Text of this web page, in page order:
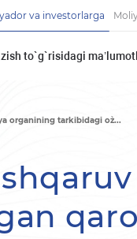
va investorlarga
to`g`risidagi
organining tarkibidagi o`z...